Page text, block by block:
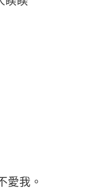
愛我。